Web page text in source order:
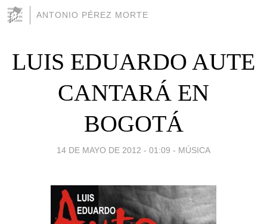
ANTONIO PÉREZ MORTE
LUIS EDUARDO AUTE
CANTARÁ EN
BOGOTÁ
14 DE MAYO DE 2012 - 01:09 - MÚSICA